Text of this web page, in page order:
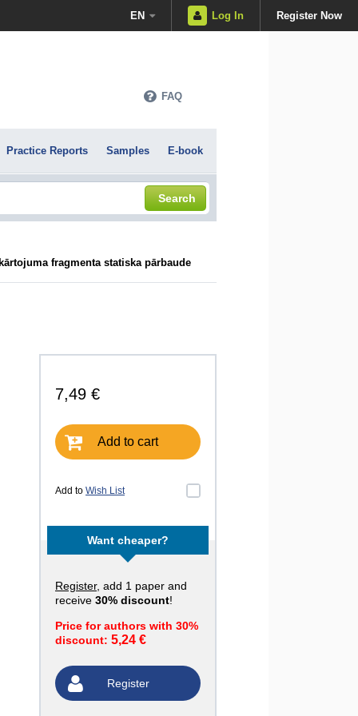
EN Log In Register Now
FAQ
Practice Reports Samples E-book
Search
fragmenta statiska pārbaude
7,49 €
Add to cart
Add to Wish List
Want cheaper?
Register, add 1 paper and
receive 30% discount!
Price for authors with 30%
discount: 5,24 €
Register